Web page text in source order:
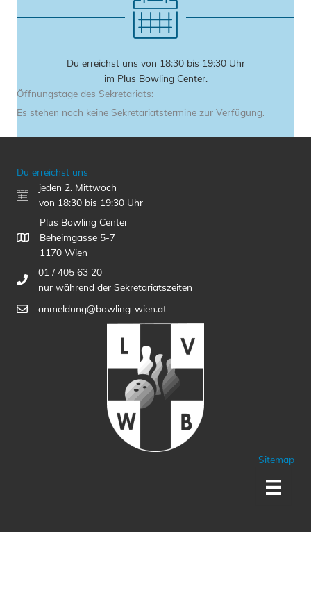
Du erreichst uns von 18:30 bis 19:30 Uhr
im Plus Bowling Center.
Öffnungstage des Sekretariats:
Es stehen noch keine Sekretariatstermine zur Verfügung.
Du erreichst uns
jeden 2. Mittwoch
von 18:30 bis 19:30 Uhr
Plus Bowling Center
Beheimgasse 5-7
1170 Wien
01 / 405 63 20
nur während der Sekretariatszeiten
anmeldung@bowling-wien.at
Sitemap